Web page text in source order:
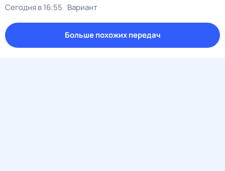
Сегодня в 16:55 Вариант
Больше похожих передач